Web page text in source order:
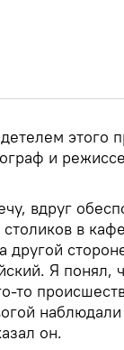
этого
и
вдруг
в
другой
Я понял,
то
он.